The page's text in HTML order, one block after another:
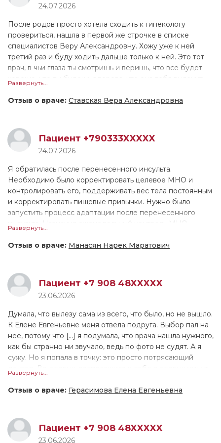
сделала всё, что требовалось. Особо хотелось бы
диагностику, она действовала очень бережно, в отличие
от многих других врачей, которых я посещала ранее.
ещё ни 1 врач не принимал меня настолько долго!
Валентина Геннадьевна назначила лечение, и сейчас мы
поддерживаем связь, контролируем моё состояние.
Причём она не только подробно расписала как
принимать препараты, но и устно всё проговорила. У
меня довольно сложный, не рядовой случай, поэтому
ритм пока не восстановился, но мы надеемся, что всё
наладится. Если это лечение не поможет, в августе
снова обращусь к В.Г. Тарасовой.
24.07.2026
После родов просто хотела сходить к гинекологу
провериться, нашла в первой же строчке в списке
специалистов Веру Александровну. Хожу уже к ней
третий раз и буду ходить дальше только к ней. Это тот
врач, в чьи глаза ты смотришь и веришь, что всё будет
хорошо, что ты будешь здорова, что она тебя вылечит,
работу, как будто она знает всё о всех болезнях и
Суперврач, очень бережное отношение, шутит, смеётся,
объясняет всё дословно, очень образованна и
квалифицированна. Не стесняясь можно задавать любые
вопросы, тебе на них ответят, очень располагает к себе,
улыбается. Меня удивляет, что я прихожу к ней раз в
год, а она всё знает, что было год назад, с чем я к ней
приходила до этого, она всё помнит. Мне всегда
попадались грубые специалисты в этой сфере, идя на
приём, я думала будет так же, и не важно, была ли я в
частной клинике или нет, но Вера Александровна такая
переживает за каждого своего пациента искренне, а не
просто для галочки, как часто бывает. Приём длился 40
Развернуть...
Отзыв о враче: Ставская Вера Александровна
Пациент +790333XXXXX
24.07.2026
Я обратилась после перенесенного инсульта.
Необходимо было корректировать целевое МНО и
контролировать его, поддерживать вес тела постоянным
и корректировать пищевые привычки. Нужно было
запустить процесс адаптации после перенесенного
инсульта. Назначил еженедельный контроль МНО.
предельно точно и понятно. Общее впечатление о
Доктор очень знающий, компетентный, глубокий, знает
хорошо кардиологию и неврологию. Доктор очень
аккуратный, ответственный, очень позитивный человек.
Развернуть...
Отзыв о враче: Манасян Нарек Маратович
Пациент +7 908 48XXXXX
23.06.2026
Думала, что вылезу сама из всего, что было, но не вышло.
К Елене Евгеньевне меня отвела подруга. Выбор пал на
нее, потому что [...] я подумала, что врача нашла нужного,
как бы странно ни звучало, ведь по фото не судят. А я
сужу. Но я попала в точку: это просто потрясающий
доктор. Во-первых, расположила к себе с первых минут
меня. Лечение не пришлось подбирать долго, Елена
она слушала и не перебивала, как убеждала, что все
трудности временны, просто нужно помочь психике
Развернуть...
Отзыв о враче: Герасимова Елена Евгеньевна
Пациент +7 908 48XXXXX
23.06.2026